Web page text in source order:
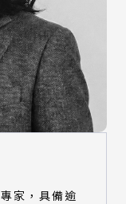
家，具備逾